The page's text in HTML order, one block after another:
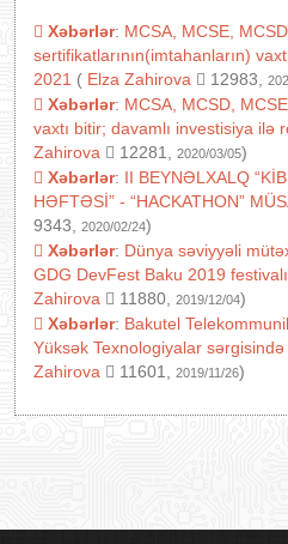
Xəbərlər: MCSA, MCSE, MCSD
sertifikatlarının(imtahanların)
2021 ( Elza Zahirova 12983,
Xəbərlər: MCSA, MCSD,
vaxtı bitir; davamlı investisiya ilə
Zahirova
12281, 2020/03/05)
Xəbərlər: II BEYNƏLXALQ
HƏFTƏSİ” - “HACKATHON”
9343,
2020/02/24)
Xəbərlər: Dünya səviyyəli
GDG DevFest Baku 2019
Zahirova
11880, 2019/12/04)
Xəbərlər: Bakutel
Yüksək Texnologiyalar
Zahirova
11601, 2019/11/26)